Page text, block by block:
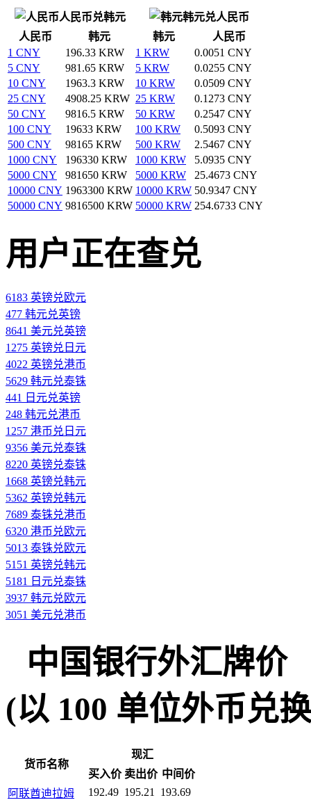
人民币兑韩元
韩元兑人民币
人民币
韩元 韩元
人民币
1 CNY
196.33 KRW 1 KRW
0.0051 CNY
5 CNY
981.65 KRW 5 KRW
0.0255 CNY
10 CNY
1963.3 KRW 10 KRW
0.0509 CNY
25 CNY
4908.25 KRW 25 KRW
0.1273 CNY
50 CNY
9816.5 KRW 50 KRW
0.2547 CNY
100 CNY
19633 KRW 100 KRW
0.5093 CNY
500 CNY
98165 KRW 500 KRW
2.5467 CNY
1000 CNY
196330 KRW 1000 KRW
5.0935 CNY
5000 CNY
981650 KRW 5000 KRW
25.4673 CNY
10000 CNY 1963300 KRW 10000 KRW 50.9347 CNY
50000 CNY 9816500 KRW 50000 KRW 254.6733 CNY
用户正在查兑
6183 英镑兑欧元
477 韩元兑英镑
8641 美元兑英镑
1275 英镑兑日元
4022 英镑兑港币
5629 韩元兑泰铢
441 日元兑英镑
248 韩元兑港币
1257 港币兑日元
9356 美元兑泰铢
8220 英镑兑泰铢
1668 英镑兑韩元
5362 英镑兑韩元
7689 泰铢兑港币
6320 港币兑欧元
5013 泰铢兑欧元
5151 英镑兑韩元
5181 日元兑泰铢
3937 韩元兑欧元
3051 美元兑港币
中国银行外汇牌价
(以 100 单位外币兑
货币名称
现汇
买入价 卖出价 中间价
阿联酋迪拉姆
192.49 195.21
193.69